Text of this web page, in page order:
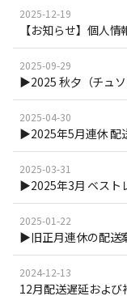
2025-12-19
【お知らせ】個人
2025-09-29
▶2025 秋夕（チュ
2025-04-30
▶2025年5月連休 配
2025-03-31
▶2025年3月 ベスト
2025-01-22
▶旧正月連休の配送
2024-12-13
12月配送遅延およ